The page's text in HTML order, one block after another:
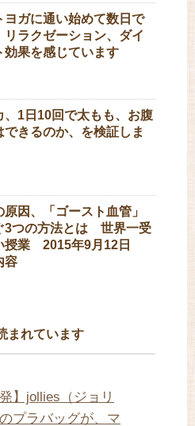
ヨガに通い始めて数日で
リラクゼーション、ダイ
効果を感じています
、1日10回で太もも、お腹
できるのか、を検証しま
原因、「ゴースト血管」
3つの方法とは 世界一受
授業 2015年9月12日
容
まれています
発】jollies（ジョリ
プラバッグが、マ